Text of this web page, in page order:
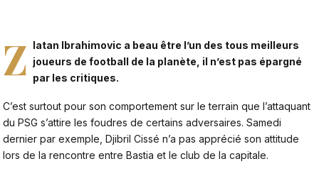
Z latan Ibrahimovic a beau être l’un des tous meilleurs
joueurs de football de la planète, il n’est pas épargné
par les critiques.
C’est surtout pour son comportement sur le terrain que l’attaquant
du PSG s’attire les foudres de certains adversaires. Samedi
dernier par exemple, Djibril Cissé n’a pas apprécié son attitude
lors de la rencontre entre Bastia et le club de la capitale.